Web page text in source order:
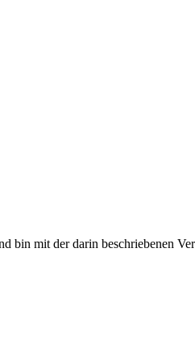
bin mit der darin beschriebenen